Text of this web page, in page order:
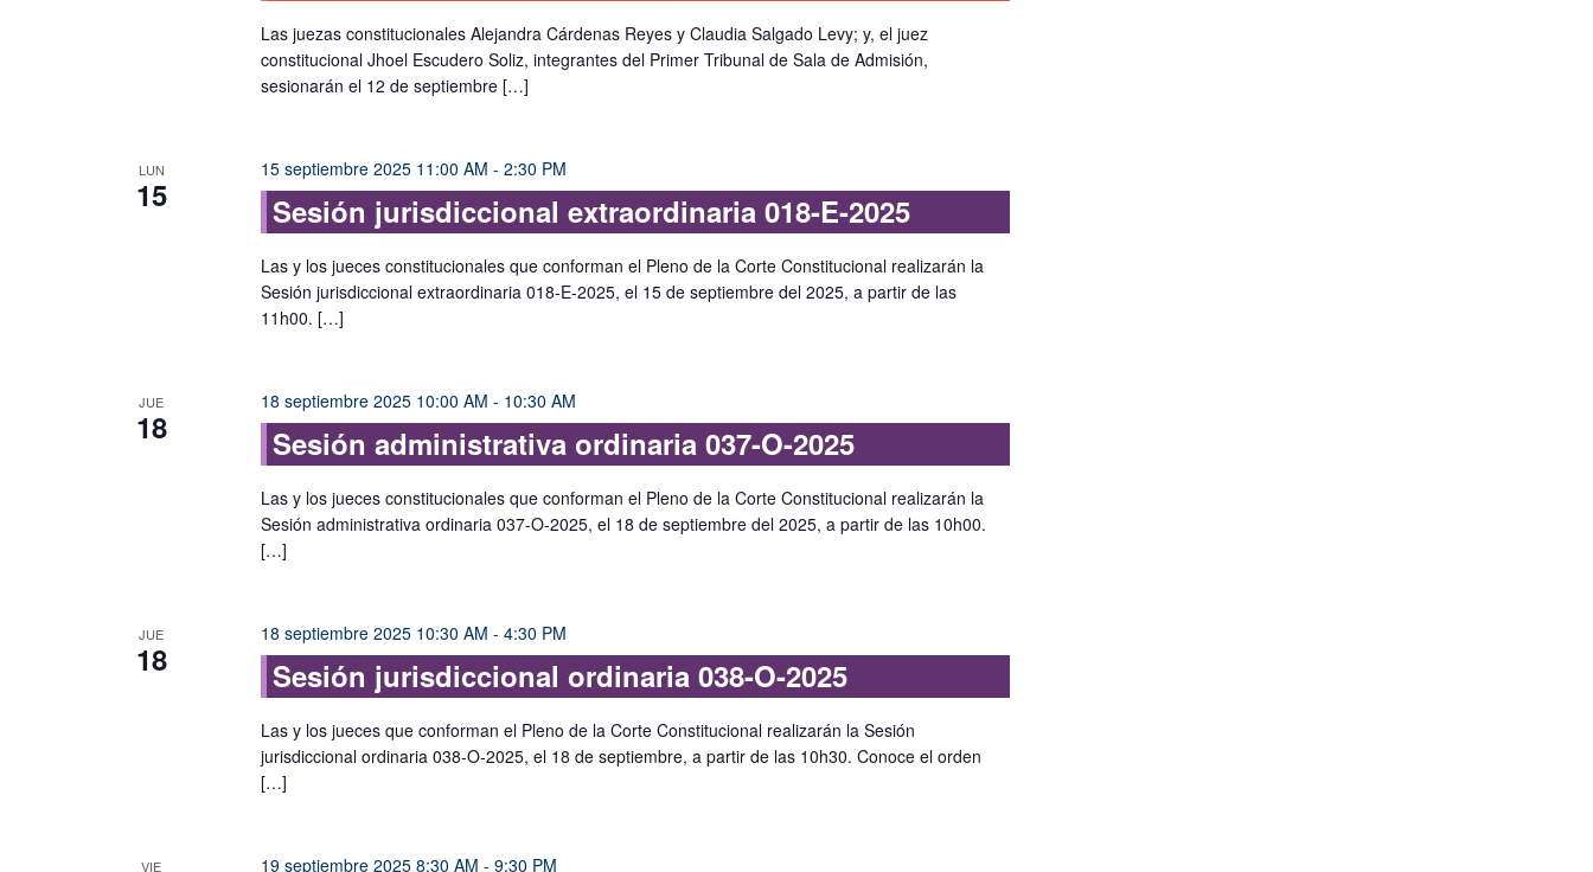
Las juezas constitucionales Alejandra Cárdenas Reyes y Claudia Salgado Levy; y, el juez
constitucional Jhoel Escudero Soliz, integrantes del Primer Tribunal de Sala de Admisión,
sesionarán el 12 de septiembre […]
LUN
15
15 septiembre 2025 11:00 AM - 2:30 PM
Sesión jurisdiccional extraordinaria 018-E-2025
Las y los jueces constitucionales que conforman el Pleno de la Corte Constitucional realizarán la
Sesión jurisdiccional extraordinaria 018-E-2025, el 15 de septiembre del 2025, a partir de las
11h00. […]
JUE
18
18 septiembre 2025 10:00 AM - 10:30 AM
Sesión administrativa ordinaria 037-O-2025
Las y los jueces constitucionales que conforman el Pleno de la Corte Constitucional realizarán la
Sesión administrativa ordinaria 037-O-2025, el 18 de septiembre del 2025, a partir de las 10h00.
[…]
JUE
18
18 septiembre 2025 10:30 AM - 4:30 PM
Sesión jurisdiccional ordinaria 038-O-2025
Las y los jueces que conforman el Pleno de la Corte Constitucional realizarán la Sesión
jurisdiccional ordinaria 038-O-2025, el 18 de septiembre, a partir de las 10h30. Conoce el orden
[…]
VIE 19 septiembre 2025 8:30 AM - 9:30 PM